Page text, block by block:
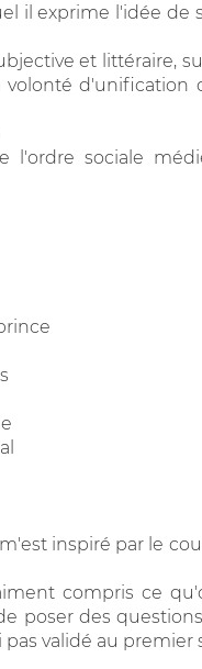
il exprime l'idée
et littéraire,
d'unification
l'ordre sociale
inspiré par le
compris ce
poser des
validé au premier